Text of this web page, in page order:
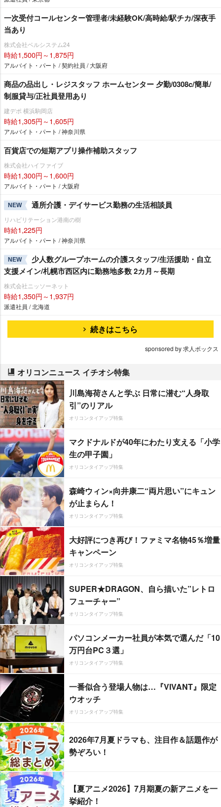
一次受付コールセンター管理者/未経験OK/高時給/駅チカ/深夜手
当あり
株式会社ベルシステム24
時給1,500円～1,875円
アルバイト・パート / 契約社員 / 大阪府
商品の品出し・レジスタッフ ホームセンター 夕勤/0308c/簡単/
制服貸与/正社員登用あり
建デポ 横浜駒岡店
時給1,305円～1,605円
アルバイト・パート / 神奈川県
百貨店での短期アプリ操作補助スタッフ
株式会社ハイファイブ
時給1,300円～1,600円
アルバイト・パート / 大阪府
NEW 通所介護・デイサービス勤務の生活相談員
リハビリテーション港南の樹
時給1,225円
アルバイト・パート / 神奈川県
NEW
少人数グループホームの介護スタッフ/生活援助・自立
支援メイン/札幌市西区内に勤務地多数 2カ月～長期
株式会社ニッソーネット
時給1,350円～1,937円
派遣社員 / 北海道
続きはこちら
sponsored by 求人ボックス
オリコンニュース イチオシ特集
川島海荷さんと学ぶ 日常に潜む“人身取
引”のリアル
オリコンタイアップ特集
マクドナルドが40年にわたり支える「小学
生の甲子園」
オリコンタイアップ特集
森崎ウィン×向井康二“両片思い”にキュン
が止まらん！
オリコンタイアップ特集
大好評につき再び！ファミマ名物45％増量
キャンペーン
オリコンタイアップ特集
SUPER★DRAGON、自ら描いた”レトロ
フューチャー”
オリコンタイアップ特集
パソコンメーカー社員が本気で選んだ「10
万円台PC３選」
オリコンタイアップ特集
一番似合う登場人物は…『VIVANT』限定
ウオッチ
オリコンタイアップ特集
2026年7月夏ドラマも、注目作＆話題作が
勢ぞろい！
【夏アニメ2026】7月期夏の新アニメを一
挙紹介！